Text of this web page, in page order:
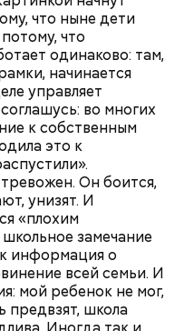
что ныне дети
что
одинаково: там,
начинается
управляет
во многих
к собственным
это к
Он боится,
унизят. И
«плохим
замечание
информация о
всей семьи. И
мой ребенок не мог,
предвзят, школа
соус. Дальше
него семена и
дольками. К нему
морковь и быстро
повар.